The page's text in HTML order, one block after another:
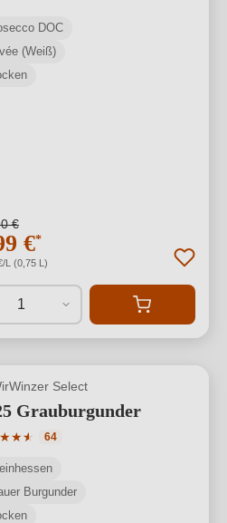
DOC
(Weiß)
€
€*
L (0,75 L)
1
Select
Grauburgunder
★★★
★ Bewertung von 4.89
64
Burgunder